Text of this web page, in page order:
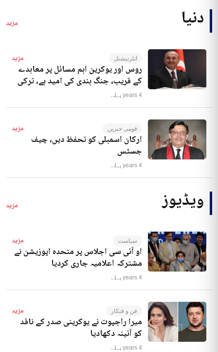
دنیا مزید
انٹرنیشنل مزید
روس اور یوکرین اہم مسائل پر معاہدے
کے قریب، جنگ بندی کی امید ہے، ترکی
4 years پہلے
قومی خبریں مزید
ارکان اسمبلی کو تحفظ دیں، چیف
جسٹس
4 years پہلے
ویڈیوز مزید
سیاست مزید
او آئی سی اجلاس پر متحدہ اپوزیشن نے
مشترکہ اعلامیہ جاری کردیا
4 years پہلے
فن و فنکار مزید
میرا راجپوت نے یوکرینی صدر کے ناقد
کو آئینہ دکھادیا
4 years پہلے